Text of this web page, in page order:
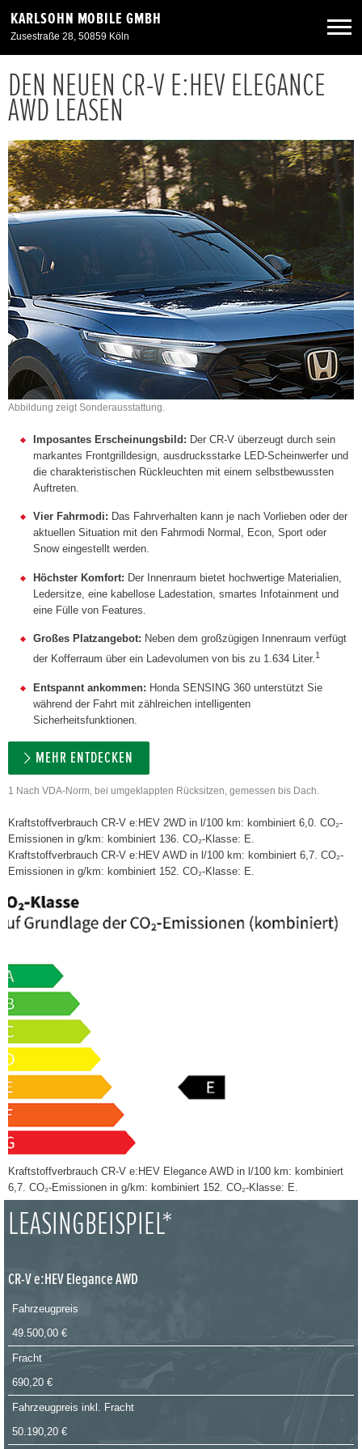
KARLSOHN MOBILE GMBH
Zusestraße 28, 50859 Köln
Neuwagen
Angebote
Service & Zubehör
Unser Autohaus
DEN NEUEN CR-V E:HEV ELEGANCE
AWD LEASEN
Abbildung zeigt Sonderausstattung.
Imposantes Erscheinungsbild: Der CR-V überzeugt durch sein
markantes Frontgrilldesign, ausdrucksstarke LED-Scheinwerfer und
die charakteristischen Rückleuchten mit einem selbstbewussten
Auftreten.
Vier Fahrmodi: Das Fahrverhalten kann je nach Vorlieben oder der
aktuellen Situation mit den Fahrmodi Normal, Econ, Sport oder
Snow eingestellt werden.
Höchster Komfort: Der Innenraum bietet hochwertige Materialien,
Ledersitze, eine kabellose Ladestation, smartes Infotainment und
eine Fülle von Features.
Großes Platzangebot: Neben dem großzügigen Innenraum verfügt
der Kofferraum über ein Ladevolumen von bis zu 1.634 Liter.1
Entspannt ankommen: Honda SENSING 360 unterstützt Sie
während der Fahrt mit zählreichen intelligenten
Sicherheitsfunktionen.
MEHR ENTDECKEN
1 Nach VDA-Norm, bei umgeklappten Rücksitzen, gemessen bis Dach.
Kraftstoffverbrauch CR-V e:HEV 2WD in l/100 km: kombiniert 6,0. CO₂-
Emissionen in g/km: kombiniert 136. CO₂-Klasse: E.
Kraftstoffverbrauch CR-V e:HEV AWD in l/100 km: kombiniert 6,7. CO₂-
Emissionen in g/km: kombiniert 152. CO₂-Klasse: E.
Kraftstoffverbrauch CR-V e:HEV Elegance AWD in l/100 km: kombiniert
6,7. CO₂-Emissionen in g/km: kombiniert 152. CO₂-Klasse: E.
LEASINGBEISPIEL*
CR-V e:HEV Elegance AWD
Fahrzeugpreis
49.500,00 €
Fracht
690,20 €
Fahrzeugpreis inkl. Fracht
50.190,20 €